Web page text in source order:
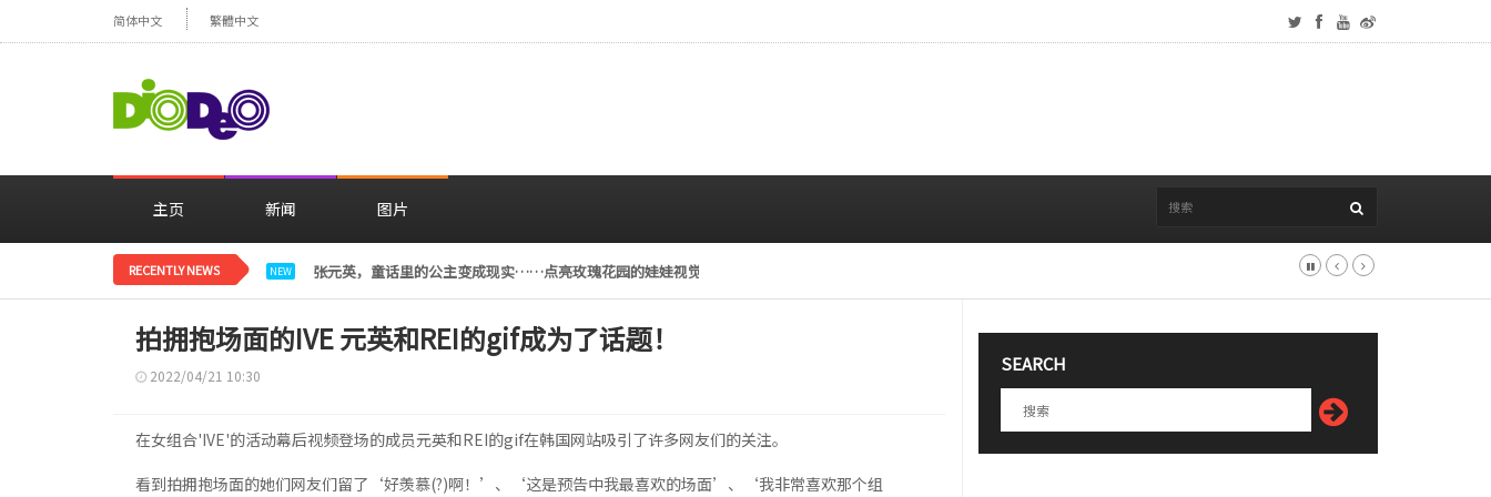
简体中文 繁體中文
主页 新闻 图片
RECENTLY NEWS NEW 张元英，童话里的公主变成现实……点亮玫瑰花园的娃娃视觉效果
拍拥抱场面的IVE 元英和REI的gif成为了话题！
2022/04/21 10:30
在女组合'IVE'的活动幕后视频登场的成员元英和REI的gif在韩国网站吸引了许多网友们的关注。
看到拍拥抱场面的她们网友们留了‘好羡慕(?)啊！’、‘这是预告中我最喜欢的场面’、‘我非常喜欢那个组
SEARCH